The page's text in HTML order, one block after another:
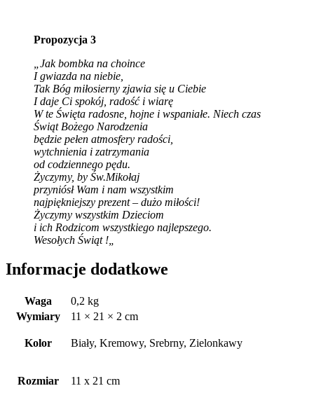
Propozycja 3
„Jak bombka na choince
I gwiazda na niebie,
Tak Bóg miłosierny zjawia się u Ciebie
I daje Ci spokój, radość i wiarę
W te Święta radosne, hojne i wspaniałe. Niech czas
Świąt Bożego Narodzenia
będzie pełen atmosfery radości,
wytchnienia i zatrzymania
od codziennego pędu.
Życzymy, by Św.Mikołaj
przyniósł Wam i nam wszystkim
najpiękniejszy prezent – dużo miłości!
Życzymy wszystkim Dzieciom
i ich Rodzicom wszystkiego najlepszego.
Wesołych Świąt !
Informacje dodatkowe
Waga
0,2 kg
Wymiary
11 × 21 × 2 cm
Kolor Biały, Kremowy, Srebrny, Zielonkawy
Rozmiar 11 x 21 cm